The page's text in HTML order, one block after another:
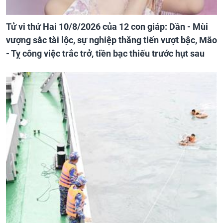
Tử vi thứ Hai 10/8/2026 của 12 con giáp: Dần - Mùi
vượng sắc tài lộc, sự nghiệp thăng tiến vượt bậc, Mão
- Tỵ công việc trắc trở, tiền bạc thiếu trước hụt sau